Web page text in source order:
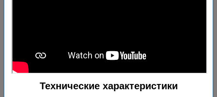
Технические характеристики